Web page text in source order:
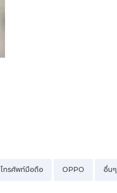
โทรศัพท์มือถือ OPPO อื่นๆ